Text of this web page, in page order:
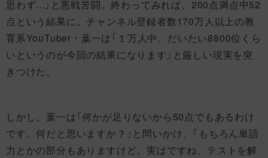
思わず...」と悪戦苦闘。終わってみれば、200点満点中52
点という結果に。チャンネル登録者数170万人以上の教
育系YouTuber・葉一は「１万人中、だいたい8800位くら
いというのが今回の結果になります」と厳しい現実を突
きつけた。
しかし、葉一は「何かが足りないから50点でもあるわけ
です。何だと思いますか？」と問いかけ、「もちろん単語
力とかの部分もありますけど。実はですね、テストを解